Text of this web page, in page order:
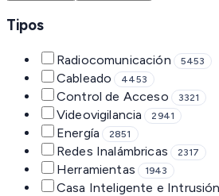
Tipos
Radiocomunicación 5453
Cableado 4453
Control de Acceso 3321
Videovigilancia 2941
Energía 2851
Redes Inalámbricas 2317
Herramientas 1943
Casa Inteligente e Intrusión